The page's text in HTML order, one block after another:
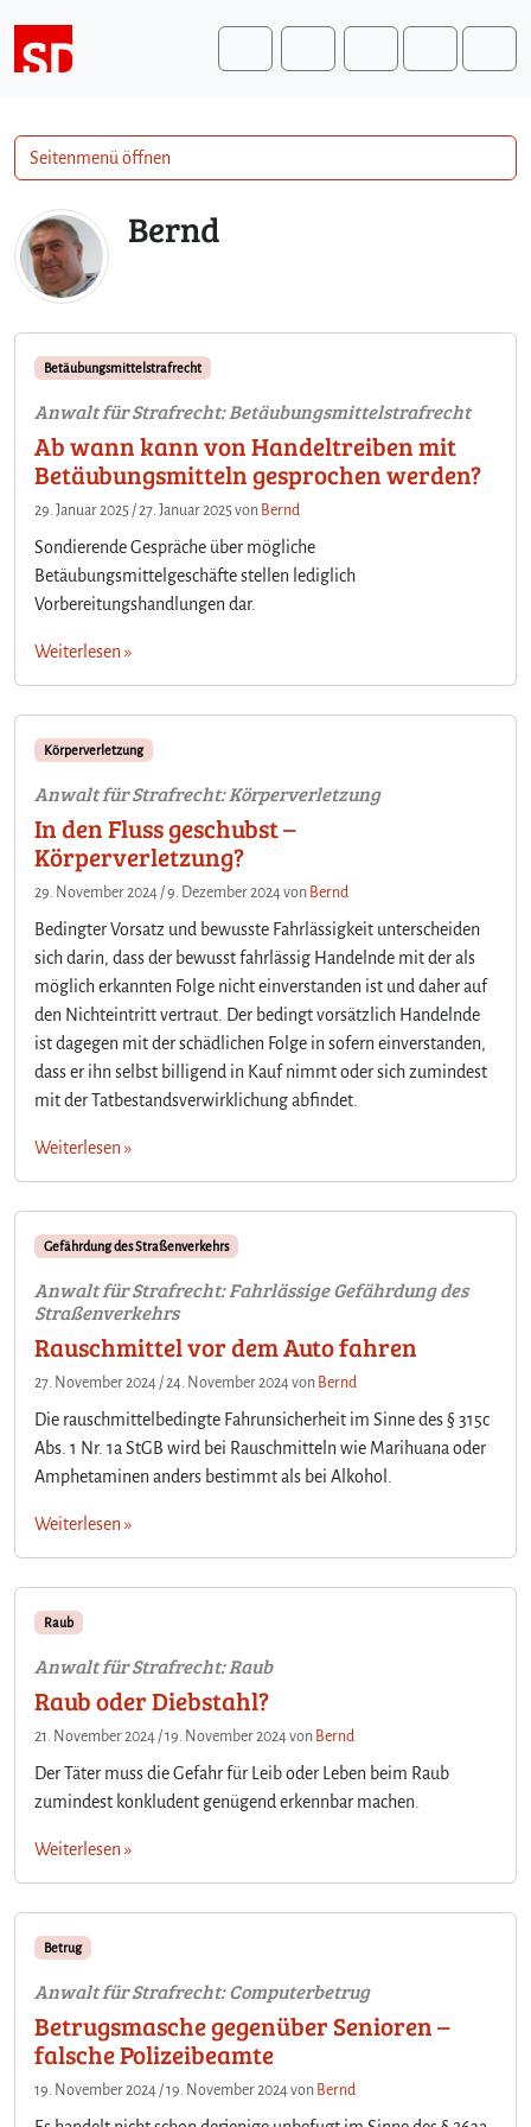
Search
Bernd
Betäubungsmittelstrafrecht
Anwalt für Strafrecht: Betäubungsmittelstrafrecht
Ab wann kann von Handeltreiben mit
Betäubungsmitteln gesprochen werden?
29. Januar 2025 /27. Januar 2025von Bernd
Sondierende Gespräche über mögliche
Betäubungsmittelgeschäfte stellen lediglich
Vorbereitungshandlungen dar.
Weiterlesen »
Körperverletzung
Anwalt für Strafrecht: Körperverletzung
In den Fluss geschubst –
Körperverletzung?
29. November 2024 /9. Dezember 2024von Bernd
Bedingter Vorsatz und bewusste Fahrlässigkeit unterscheiden
sich darin, dass der bewusst fahrlässig Handelnde mit der als
möglich erkannten Folge nicht einverstanden ist und daher auf
den Nichteintritt vertraut. Der bedingt vorsätzlich Handelnde
ist dagegen mit der schädlichen Folge in sofern einverstanden,
dass er ihn selbst billigend in Kauf nimmt oder sich zumindest
mit der Tatbestandsverwirklichung abfindet.
Weiterlesen »
Gefährdung des Straßenverkehrs
Anwalt für Strafrecht: Fahrlässige Gefährdung des
Straßenverkehrs
Rauschmittel vor dem Auto fahren
27. November 2024 /24. November 2024von Bernd
Die rauschmittelbedingte Fahrunsicherheit im Sinne des § 315c
Abs. 1 Nr. 1a StGB wird bei Rauschmitteln wie Marihuana oder
Amphetaminen anders bestimmt als bei Alkohol.
Weiterlesen »
Raub
Anwalt für Strafrecht: Raub
Raub oder Diebstahl?
21. November 2024 /19. November 2024von Bernd
Der Täter muss die Gefahr für Leib oder Leben beim Raub
zumindest konkludent genügend erkennbar machen.
Weiterlesen »
Betrug
Anwalt für Strafrecht: Computerbetrug
Betrugsmasche gegenüber Senioren –
falsche Polizeibeamte
19. November 2024 /19. November 2024von Bernd
Seitenmenü öffnen